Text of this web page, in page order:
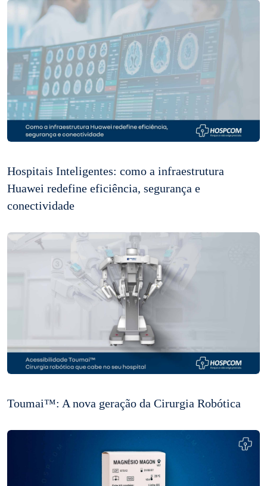
Hospitais Inteligentes: como a infraestrutura
Huawei redefine eficiência, segurança e
conectividade
Toumai™: A nova geração da Cirurgia Robótica